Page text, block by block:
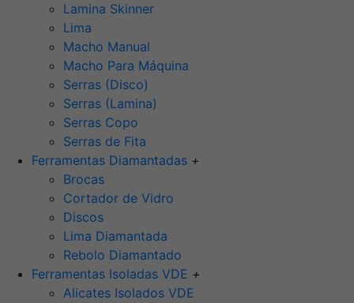
Lamina Skinner
Lima
Macho Manual
Macho Para Máquina
Serras (Disco)
Serras (Lamina)
Serras Copo
Serras de Fita
Ferramentas Diamantadas +
Brocas
Cortador de Vidro
Discos
Lima Diamantada
Rebolo Diamantado
Ferramentas Isoladas VDE +
Alicates Isolados VDE